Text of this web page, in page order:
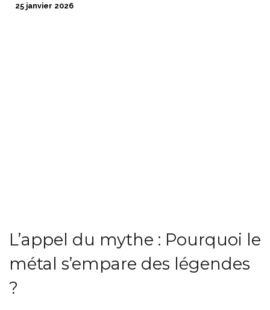
25 janvier 2026
L’appel du mythe : Pourquoi le
métal s’empare des légendes
?